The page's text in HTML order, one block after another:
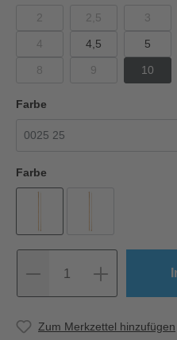
2 2,5 3
4 4,5 5
8 9 10
Farbe
Farbe
1
Zum Merkzettel hinzufügen